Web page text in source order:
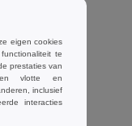
ontwerp
voor
een
eigen cookies
te
prestaties van
vlotte en
inclusief
interacties